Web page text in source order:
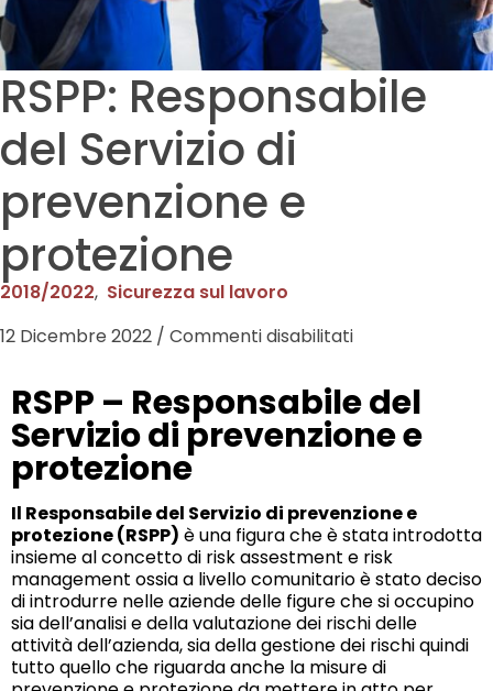
RSPP: Responsabile
del Servizio di
prevenzione e
protezione
2018/2022, Sicurezza sul lavoro
12 Dicembre 2022 / Commenti disabilitati
RSPP – Responsabile del
Servizio di prevenzione e
protezione
Il Responsabile del Servizio di prevenzione e
protezione (RSPP) è una figura che è stata introdotta
insieme al concetto di risk assestment e risk
management ossia a livello comunitario è stato deciso
di introdurre nelle aziende delle figure che si occupino
sia dell’analisi e della valutazione dei rischidelle
attività dell’azienda, sia della gestione dei rischi quindi
tutto quello che riguarda anche la misure di